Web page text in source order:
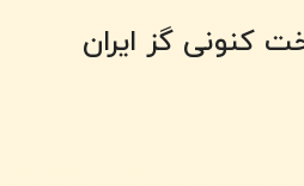
کنونی گز ایران